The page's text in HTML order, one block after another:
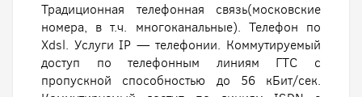
Традиционная телефонная связь(московские
номера, в т.ч. многоканальные). Телефон по
Xdsl. Услуги IP — телефонии. Коммутируемый
доступ по телефонным линиям ГТС с
пропускной способностью до 56 кБит/сек.